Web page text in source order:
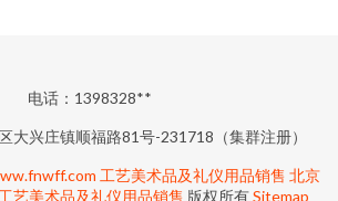
电话：1398328**
大兴庄镇顺福路81号-231718（集群注册）
工艺美术品及礼仪用品销售 北京
工艺美术品及礼仪用品销售 版权所有Sitemap